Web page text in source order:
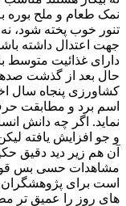
نمک طعام و ملح بوره
تنور خوب پخته شود، نه
جهت اعتدال داشته
دارای غذائیت متوسط
حال بعد از گذشت
کشاورزی پنجاه سال
اسم برد و مطابقت
نماید. اگر چه دانش
و جو افزایش یافته
آن هم زیر دید دقیق
مشاهدات حسی بس
است برای پژوهشگران
های روز را عمیق تر